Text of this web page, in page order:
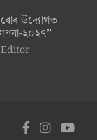
উদ্যোগত
২০২৭”
Editor